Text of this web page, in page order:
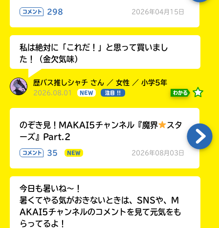
コメント 298 2026年04月15日
私は絶対に「これだ！」と思って買いまし
た！（金欠気味）
歴バス推しシャチ さん ／ 女性 ／ 小学5年
2026.08.01 NEW 注目 !! わかる
のぞき見！MAKAI5チャンネル『魔界
スタ
ーズ』Part.2
コメント 35 NEW 2026年08月03日
今日も暑いね〜！
暑くてやる気がおきないときは、SNSや、M
AKAI5チャンネルのコメントを見て元気をも
らってるよ！